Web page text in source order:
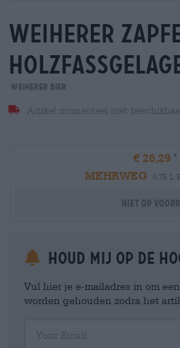
weiherer
Weiherer Bier
Artikel momenteel niet
€ 26,29
MEHRWEG
0,75 L
Niet op
Houd mij op de
Vul hier je e-mailadres in om
worden gehouden zodra het